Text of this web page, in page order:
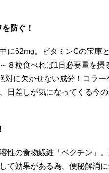
防ぐ！
に62mg。ビタミンCの宝庫
８粒食べれば1日必要量を摂
対に欠かせない成分！コラ
日差しが気になってくる今
性の食物繊維「ペクチン」
て効果がある為、便秘解消に